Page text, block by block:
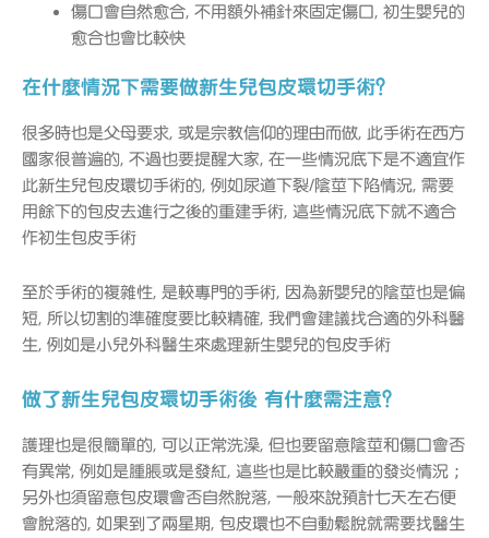
傷口會自然愈合, 不用額外補針來固定傷口, 初生嬰兒的
愈合也會比較快
在什麼情況下需要做新生兒包皮環切手術？
很多時也是父母要求, 或是宗教信仰的理由而做, 此手術在西方
國家很普遍的, 不過也要提醒大家, 在一些情況底下是不適宜作
此新生兒包皮環切手術的, 例如尿道下裂/陰莖下陷情況, 需要
用餘下的包皮去進行之後的重建手術, 這些情況底下就不適合
作初生包皮手術
至於手術的複雜性, 是較專門的手術, 因為新嬰兒的陰莖也是偏
短, 所以切割的準確度要比較精確, 我們會建議找合適的外科醫
生, 例如是小兒外科醫生來處理新生嬰兒的包皮手術
做了新生兒包皮環切手術後 有什麼需注意？
護理也是很簡單的, 可以正常洗澡, 但也要留意陰莖和傷口會否
有異常, 例如是腫脹或是發紅, 這些也是比較嚴重的發炎情況 ;
另外也須留意包皮環會否自然脫落, 一般來說預計七天左右便
會脫落的, 如果到了兩星期, 包皮環也不自動鬆脫就需要找醫生